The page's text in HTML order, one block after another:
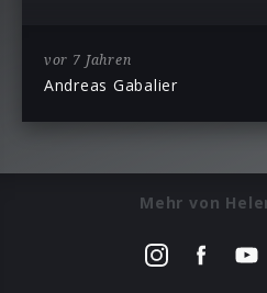
vor 7 Jahren
Andreas Gabalier
Mehr von